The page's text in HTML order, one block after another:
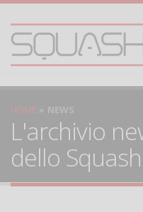
HOME NEWS
L'archivio
dello Squash